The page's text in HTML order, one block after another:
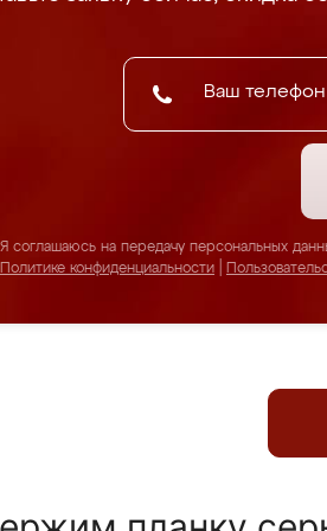
Я соглашаюсь на передачу персональных
Политике конфиденциальности